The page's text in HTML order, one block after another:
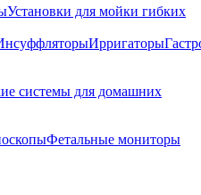
Установки для мойки гибких
Ирригаторы
системы для домашних
Фетальные мониторы